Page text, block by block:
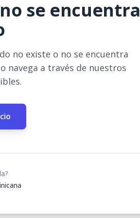
se encuentra
no existe o no se encuentra
navega a través de nuestros